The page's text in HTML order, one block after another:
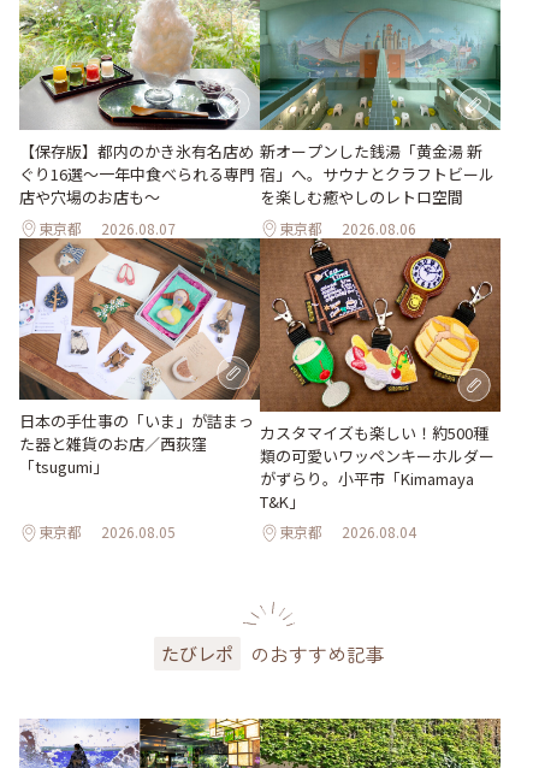
【保存版】都内のかき氷有名店め
ぐり16選～一年中食べられる専門
店や穴場のお店も～
東京都 2026.08.07
新オープンした銭湯「黄金湯 新
宿」へ。サウナとクラフトビール
を楽しむ癒やしのレトロ空間
東京都 2026.08.06
日本の手仕事の「いま」が詰まっ
た器と雑貨のお店／西荻窪
「tsugumi」
東京都 2026.08.05
カスタマイズも楽しい！約500種
類の可愛いワッペンキーホルダー
がずらり。小平市「Kimamaya
T&K」
東京都 2026.08.04
たびレポ のおすすめ記事